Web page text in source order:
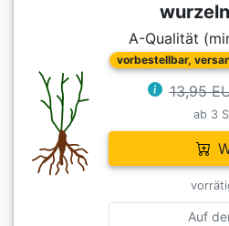
A-Qualität
vorbestellbar,
13,95
ab 3
Auf